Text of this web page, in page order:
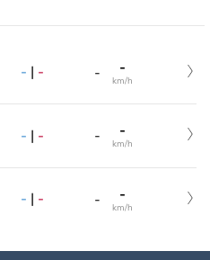
- | - - -
km/h
- | - - -
km/h
- | - - -
km/h